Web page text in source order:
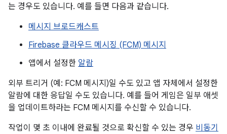
는 경우도 있습니다. 예를 들면 다음과 같습니다.
메시지 브로드캐스트
Firebase 클라우드 메시징 (FCM) 메시지
앱에서 설정한 알람
외부 트리거 (예: FCM 메시지)일 수도 있고 앱 자체에서 설정한
알람에 대한 응답일 수도 있습니다. 예를 들어 게임은 일부 애셋
을 업데이트하라는 FCM 메시지를 수신할 수 있습니다.
작업이 몇 초 이내에 완료될 것으로 확신할 수 있는 경우 비동기